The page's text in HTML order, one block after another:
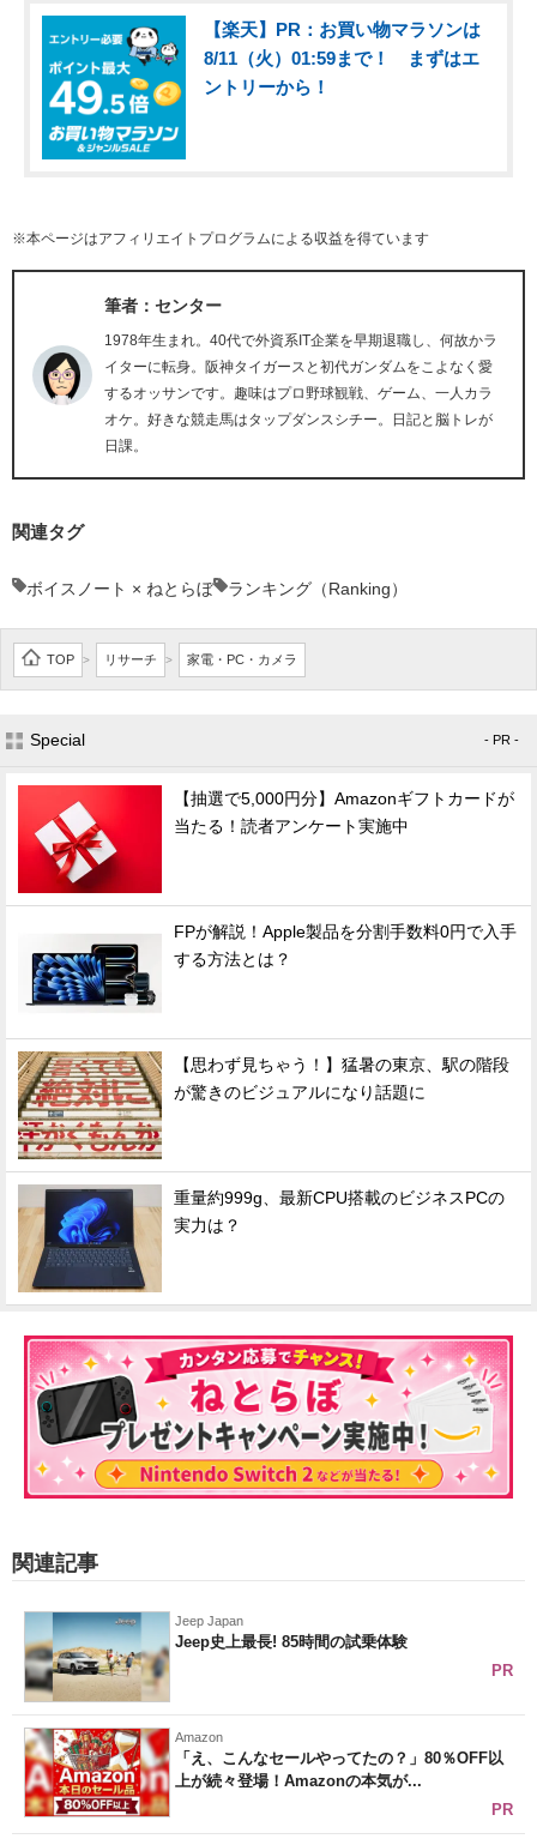
【楽天】PR：お買い物マラソンは
8/11（火）01:59まで！ まずはエ
ントリーから！
※本ページはアフィリエイトプログラムによる収益を得ています
筆者：センター
1978年生まれ。40代で外資系IT企業を早期退職し、何故かラ
イターに転身。阪神タイガースと初代ガンダムをこよなく愛
するオッサンです。趣味はプロ野球観戦、ゲーム、一人カラ
オケ。好きな競走馬はタップダンスシチー。日記と脳トレが
日課。
関連タグ
ボイスノート × ねとらぼ ランキング（Ranking）
TOP > リサーチ > 家電・PC・カメラ
Special - PR -
【抽選で5,000円分】Amazonギフトカードが
当たる！読者アンケート実施中
FPが解説！Apple製品を分割手数料0円で入手
する方法とは？
【思わず見ちゃう！】猛暑の東京、駅の階段
が驚きのビジュアルになり話題に
重量約999g、最新CPU搭載のビジネスPCの
実力は？
関連記事
Jeep Japan
Jeep史上最長! 85時間の試乗体験
PR
Amazon
「え、こんなセールやってたの？」80％OFF以
上が続々登場！Amazonの本気が...
PR